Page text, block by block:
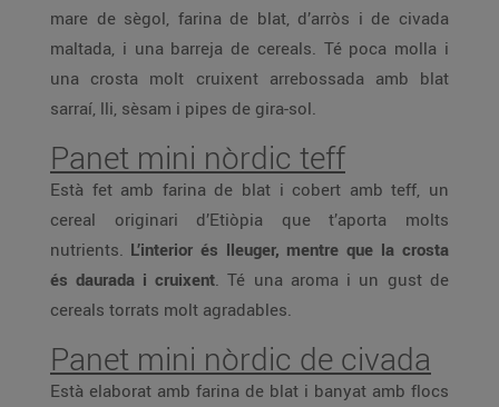
mare de sègol, farina de blat, d’arròs i de civada
maltada, i una barreja de cereals. Té poca molla i
una crosta molt cruixent arrebossada amb blat
sarraí, lli, sèsam i pipes de gira-sol.
Panet mini nòrdic teff
Està fet amb farina de blat i cobert amb teff, un
cereal originari d’Etiòpia que t’aporta molts
nutrients. L’interior és lleuger, mentre que la crosta
és daurada i cruixent. Té una aroma i un gust de
cereals torrats molt agradables.
Panet mini nòrdic de civada
Està elaborat amb farina de blat i banyat amb flocs